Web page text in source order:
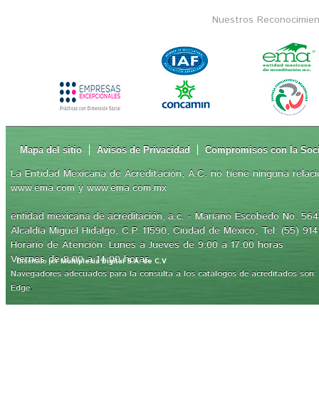
Nuestros
Mapa del sitio Avisos de Privacidad Compromisos con la
La Entidad Mexicana de Acreditación, A.C. no tiene ninguna
www.ema.com y www.ema.com.mx
entidad mexicana de acreditación, a.c. - Mariano Escobedo No.
Alcaldía Miguel Hidalgo, C.P. 11590, Ciudad de México, Tel: (55)
Horario de Atención: Lunes a Jueves de 9:00 a 17:00 horas
Viernes de 9:00 a 14:00 horas
Navegadores adecuados para la consulta a los catálogos de acreditados
Edge.
Diseñado porMultiplexia Digital S.A. de C.V